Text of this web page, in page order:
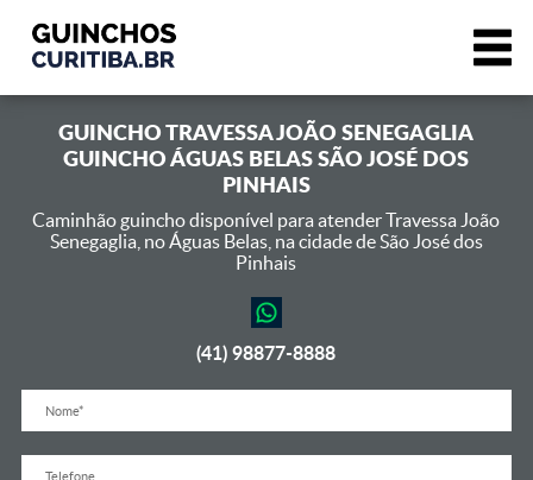
GUINCHOTRAVESSA JOÃO SENEGAGLIA
GUINCHO ÁGUAS BELAS SÃO JOSÉ DOS
PINHAIS
Caminhão guincho disponível para atender Travessa João
Senegaglia, no Águas Belas, na cidade de São José dos
Pinhais
(41) 98877-8888